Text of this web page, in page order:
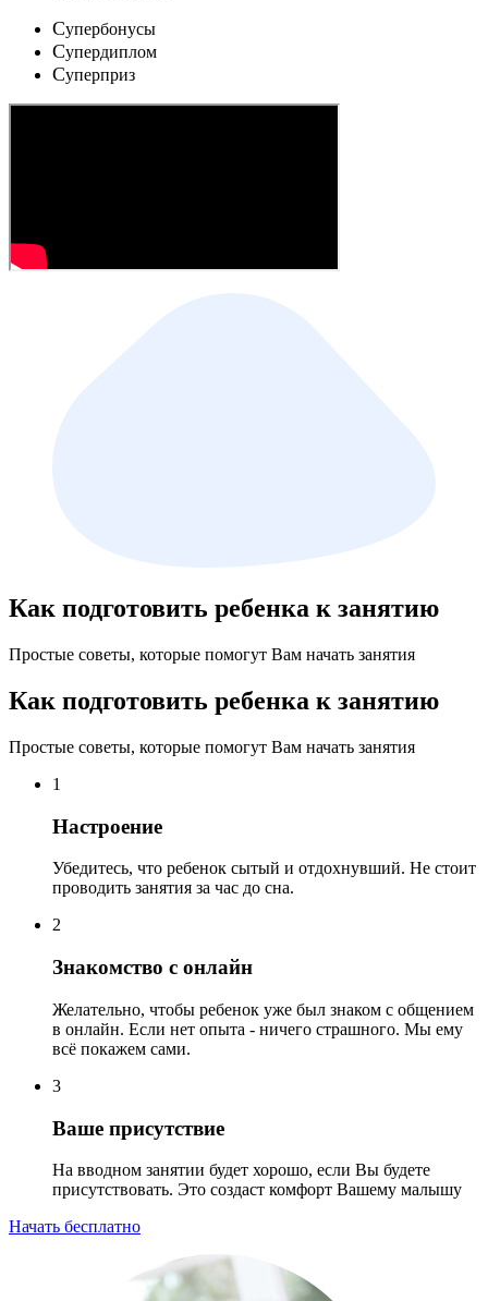
Cупербонусы
Cупердиплом
Cуперприз
Как подготовить ребенка к занятию
Простые советы, которые помогут Вам начать занятия
Как подготовить ребенка к занятию
Простые советы, которые помогут Вам начать занятия
1
Настроение
Убедитесь, что ребенок сытый и отдохнувший. Не стоит
проводить занятия за час до сна.
2
Знакомство с онлайн
Желательно, чтобы ребенок уже был знаком с общением
в онлайн. Если нет опыта - ничего страшного. Мы ему
всё покажем сами.
3
Ваше присутствие
На вводном занятии будет хорошо, если Вы будете
присутствовать. Это создаст комфорт Вашему малышу
Начать бесплатно